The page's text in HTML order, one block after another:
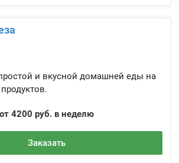
и вкусной домашней еды на
от 4200 руб. в неделю
Заказать